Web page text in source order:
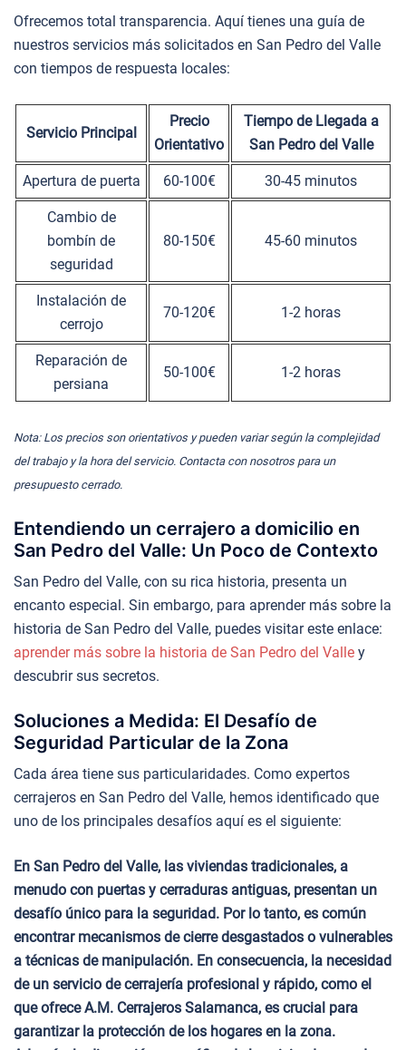
Ofrecemos total transparencia. Aquí tienes una guía de
nuestros servicios más solicitados en San Pedro del Valle
con tiempos de respuesta locales:
Servicio Principal
Precio
Orientativo
Tiempo de Llegada a
San Pedro del Valle
Apertura de puerta 60-100€ 30-45 minutos
Cambio de
bombín de
seguridad
80-150€ 45-60 minutos
Instalación de
cerrojo
70-120€ 1-2 horas
Reparación de
persiana
50-100€ 1-2 horas
Nota: Los precios son orientativos y pueden variar según la complejidad
del trabajo y la hora del servicio. Contacta con nosotros para un
presupuesto cerrado.
Entendiendo un cerrajero a domicilio en
San Pedro del Valle: Un Poco de Contexto
San Pedro del Valle, con su rica historia, presenta un
encanto especial. Sin embargo, para aprender más sobre la
historia de San Pedro del Valle, puedes visitar este enlace:
aprender más sobre la historia de San Pedro del Valle y
descubrir sus secretos.
Soluciones a Medida: El Desafío de
Seguridad Particular de la Zona
Cada área tiene sus particularidades. Como expertos
cerrajeros en San Pedro del Valle, hemos identificado que
uno de los principales desafíos aquí es el siguiente:
En San Pedro del Valle, las viviendas tradicionales, a
menudo con puertas y cerraduras antiguas, presentan un
desafío único para la seguridad. Por lo tanto, es común
encontrar mecanismos de cierre desgastados o vulnerables
a técnicas de manipulación. En consecuencia, la necesidad
de un servicio de cerrajería profesional y rápido, como el
que ofrece A.M. Cerrajeros Salamanca, es crucial para
garantizar la protección de los hogares en la zona.